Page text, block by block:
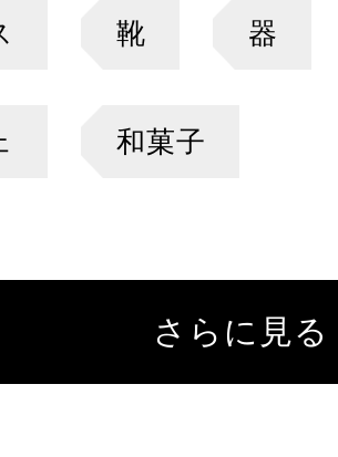
靴 器
和菓子
さらに見る